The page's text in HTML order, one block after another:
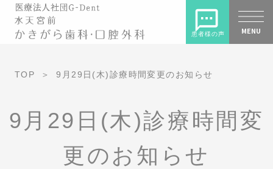
TOP 9月29日(木)診療時間変更のお知らせ
9月29日(木)診療時間変
更のお知らせ
MENU
患者様の声